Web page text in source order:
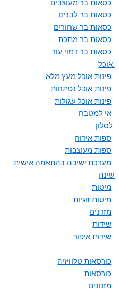
כסאות בר מעוצבים
כסאות בר לבנים
כסאות בר שחורים
כסאות בר מתכת
כסאות בר דמוי עור
אוכל
פינות אוכל מעץ מלא
פינות אוכל נפתחות
פינות אוכל עגולות
אי למטבח
לסלון
ספות אירוח
ספות מעוצבות
מערכת ישיבה בהתאמה אישית
שינה
מיטות
מיטות זוגיות
מזרנים
שידות
שידות איפור
כורסאות טלוויזיה
כורסאות
מזנונים